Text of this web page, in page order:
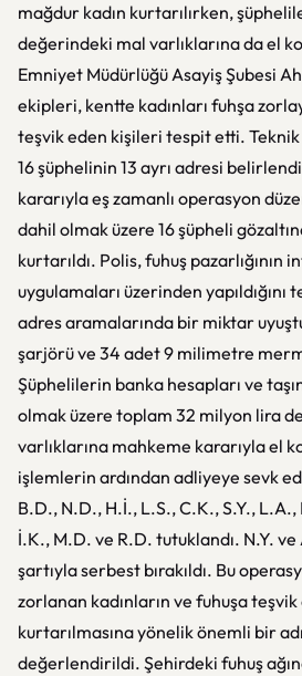
mağdur kadın kurtarılırken,
değerindeki mal varlıklarına da el
Emniyet Müdürlüğü Asayiş Şubesi
ekipleri, kentte kadınları fuhşa
teşvik eden kişileri tespit etti.
16 şüphelinin 13 ayrı adresi
kararıyla eş zamanlı operasyon
dahil olmak üzere 16 şüpheli
kurtarıldı. Polis, fuhuş pazarlığının
uygulamaları üzerinden yapıldığını
adres aramalarında bir miktar
şarjörü ve 34 adet 9 milimetre
Şüphelilerin banka hesapları ve
olmak üzere toplam 32 milyon lira
varlıklarına mahkeme kararıyla el
işlemlerin ardından adliyeye sevk
B.D., N.D., H.İ., L.S., C.K., S.Y., L.A.,
İ.K., M.D. ve R.D. tutuklandı. N.Y.
şartıyla serbest bırakıldı. Bu
zorlanan kadınların ve fuhuşa
kurtarılmasına yönelik önemli bir
değerlendirildi. Şehirdeki fuhuş